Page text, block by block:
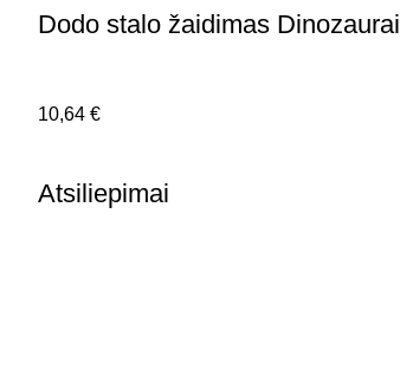
Dodo stalo žaidimas Dinozaurai
10,64 €
Atsiliepimai